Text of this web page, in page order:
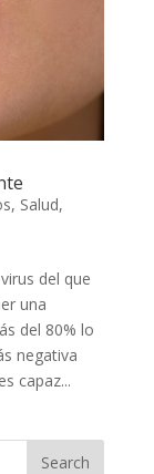
, Salud,
del que
una
del 80% lo
negativa
capaz...